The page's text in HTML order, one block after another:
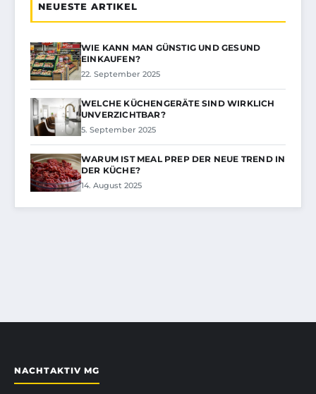
NEUESTE ARTIKEL
WIE KANN MAN GÜNSTIG UND GESUND
EINKAUFEN?
22. September 2025
WELCHE KÜCHENGERÄTE SIND WIRKLICH
UNVERZICHTBAR?
5. September 2025
WARUM IST MEAL PREP DER NEUE TREND IN
DER KÜCHE?
14. August 2025
NACHTAKTIV MG